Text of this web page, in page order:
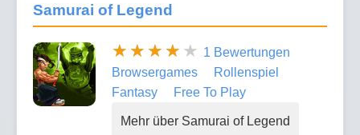
Samurai of Legend
1 Bewertungen
Browsergames
Rollenspiel
Fantasy
Free To Play
Mehr über Samurai of Legend